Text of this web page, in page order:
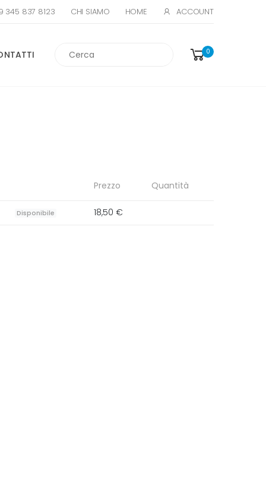
345 837 8123 CHI SIAMO HOME ACCOUNT
0
Prezzo Quantità
Disponibile 18,50 €